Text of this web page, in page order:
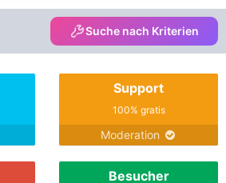
Suche nach Kriterien
Support
100% gratis
Moderation
Besucher